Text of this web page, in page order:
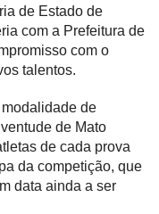
de Estado de
com a Prefeitura de
com o
talentos.
de
de Mato
de cada prova
da competição, que
data ainda a ser